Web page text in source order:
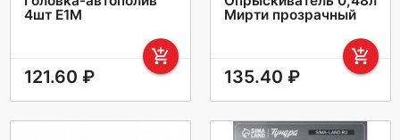
4шт E1M
add_shopping_cart
121.60 ₽
Мирти прозрачный
add_shopping_cart
135.40 ₽